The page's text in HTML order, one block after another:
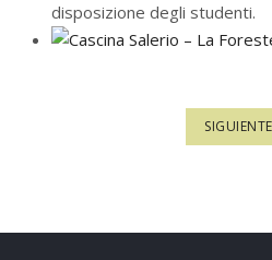
disposizione degli studenti.
SIGUIENTE